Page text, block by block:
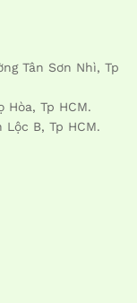
Tân Sơn Nhì, Tp
Hòa, Tp HCM.
B, Tp HCM.